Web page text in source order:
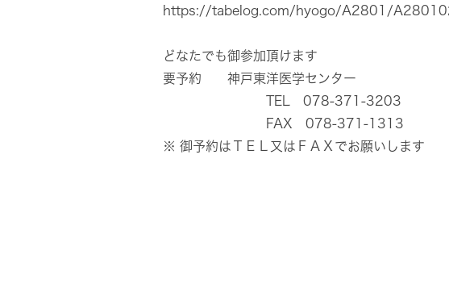
https://tabelog.com/hyogo/A2801/
どなたでも御参加頂けます
要予約 神戸東洋医学センター
TEL 078-371-3203
FAX 078-371-1313
※ 御予約はＴＥＬ又はＦＡＸでお願いします